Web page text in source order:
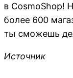
в CosmoShop!
более 600
ты сможешь
Источник